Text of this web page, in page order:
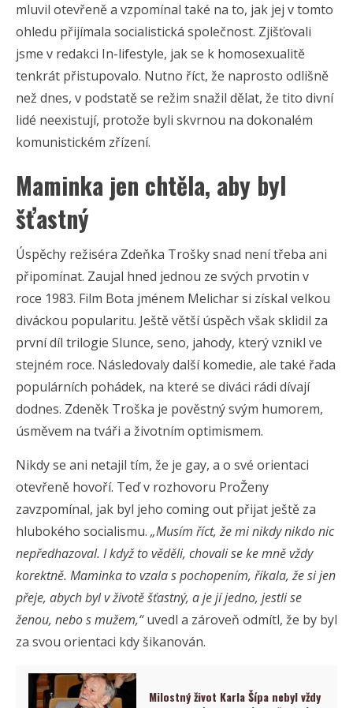
mluvil otevřeně a vzpomínal také na to, jak jej v tomto
ohledu přijímala socialistická společnost. Zjišťovali
jsme v redakci In-lifestyle, jak se k homosexualitě
tenkrát přistupovalo. Nutno říct, že naprosto odlišně
než dnes, v podstatě se režim snažil dělat, že tito divní
lidé neexistují, protože byli skvrnou na dokonalém
komunistickém zřízení.
Maminka jen chtěla, aby byl
šťastný
Úspěchy režiséra Zdeňka Trošky snad není třeba ani
připomínat. Zaujal hned jednou ze svých prvotin v
roce 1983. Film Bota jménem Melichar si získal velkou
diváckou popularitu. Ještě větší úspěch však sklidil za
první díl trilogie Slunce, seno, jahody, který vznikl ve
stejném roce. Následovaly další komedie, ale také řada
populárních pohádek, na které se diváci rádi dívají
dodnes. Zdeněk Troška je pověstný svým humorem,
úsměvem na tváři a životním optimismem.
Nikdy se ani netajil tím, že je gay, a o své orientaci
otevřeně hovoří. Teď v rozhovoru ProŽeny
zavzpomínal, jak byl jeho coming out přijat ještě za
hlubokého socialismu. „Musím říct, že mi nikdy nikdo nic
nepředhazoval. I když to věděli, chovali se ke mně vždy
korektně. Maminka to vzala s pochopením, říkala, že si jen
přeje, abych byl v životě šťastný, a je jí jedno, jestli se
ženou, nebo s mužem,“uvedl a zároveň odmítl, že by byl
za svou orientaci kdy šikanován.
Milostný život Karla Šípa nebyl vždy